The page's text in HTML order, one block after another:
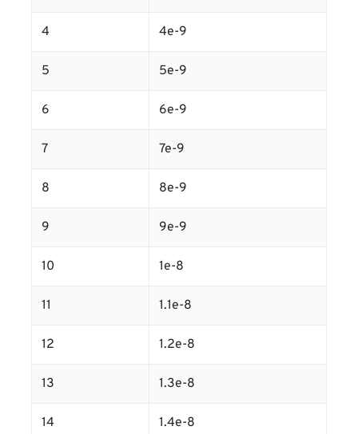
4 4e-9
5 5e-9
6 6e-9
7 7e-9
8 8e-9
9 9e-9
10 1e-8
11 1.1e-8
12 1.2e-8
13 1.3e-8
14 1.4e-8